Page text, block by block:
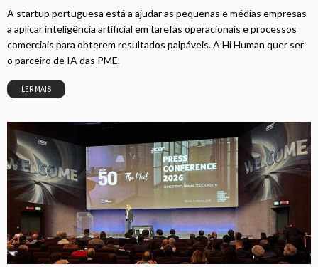
A startup portuguesa está a ajudar as pequenas e médias empresas
a aplicar inteligência artificial em tarefas operacionais e processos
comerciais para obterem resultados palpáveis. A Hi Human quer ser
o parceiro de IA das PME.
LER MAIS